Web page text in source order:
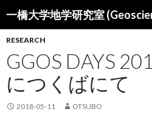
ン
ン
ツ
へ
ス
RESEARCH
GGOS DAYS
につくばにて
2018-05-11 OTSUBO